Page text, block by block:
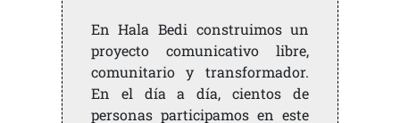
En Hala Bedi construimos un
proyecto comunicativo libre,
comunitario y transformador.
En el día a día, cientos de
personas participamos en este